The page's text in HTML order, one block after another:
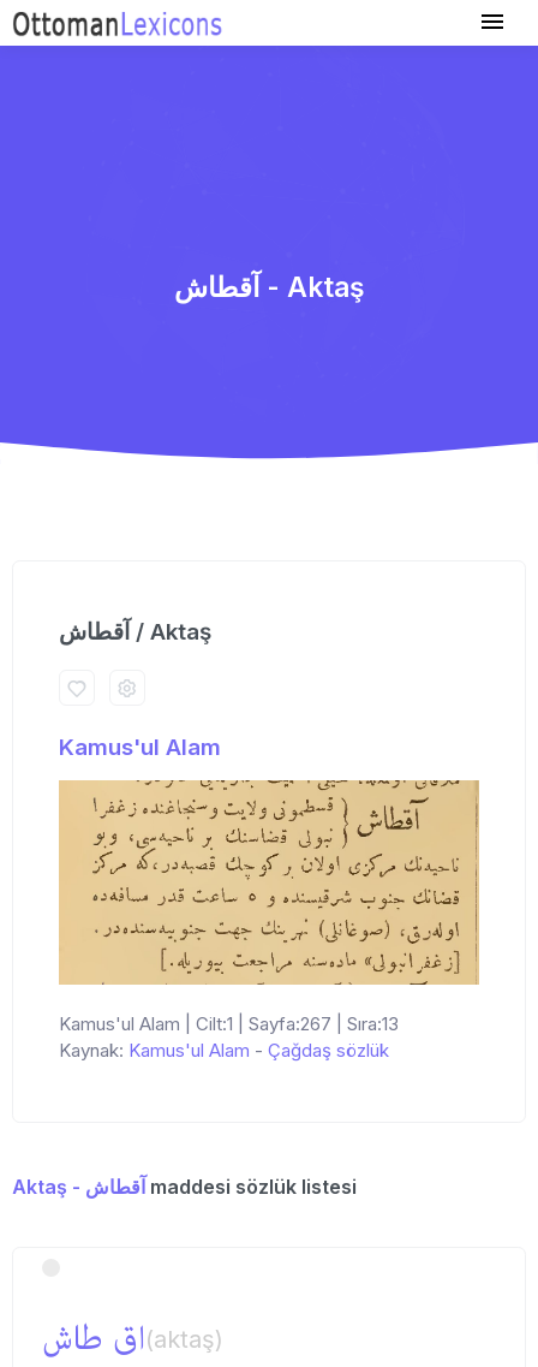
آقطاش - Aktaş
آقطاش / Aktaş
Kamus'ul Alam
Kamus'ul Alam | Cilt:1 | Sayfa:267 | Sıra:13
Kaynak: Kamus'ul Alam - Çağdaş sözlük
Aktaş - آقطاش maddesi sözlük listesi
اق طاش(aktaş)